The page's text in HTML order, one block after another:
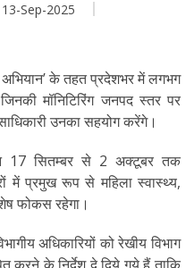
13-Sep-2025
अभियान’ के तहत प्रदेशभर में लगभग
मॉनिटिरिंग जनपद स्तर पर
उनका सहयोग करेंगे।
17 सितम्बर से 2 अक्टूबर तक
में प्रमुख रूप से महिला स्वास्थ्य,
फोकस रहेगा।
अधिकारियों को रेखीय विभाग